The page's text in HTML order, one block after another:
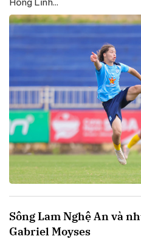
Sông Lam Nghệ An và
Gabriel Moyses